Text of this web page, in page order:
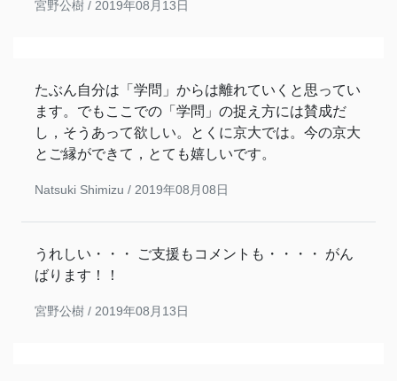
宮野公樹 / 2019年08月13日
たぶん自分は「学問」からは離れていくと思ってい
ます。でもここでの「学問」の捉え方には賛成だ
し，そうあって欲しい。とくに京大では。今の京大
とご縁ができて，とても嬉しいです。
Natsuki Shimizu / 2019年08月08日
うれしい・・・ ご支援もコメントも・・・・ がん
ばります！！
宮野公樹 / 2019年08月13日